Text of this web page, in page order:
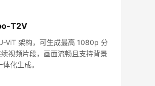
T2V
ViT 架构，可生成最高 1080p 分
视频片段，画面流畅且支持背景
化生成。